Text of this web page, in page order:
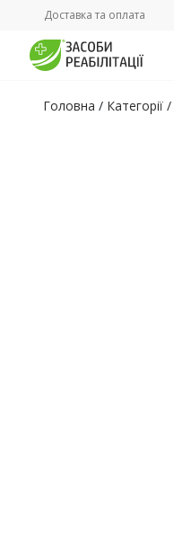
Доставка та оплата
Головна / Категорії /